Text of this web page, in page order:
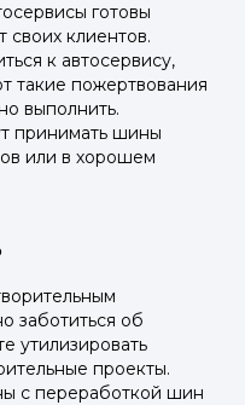
готовы
клиентов.
к автосервису,
такие пожертвования
выполнить.
принимать шины
или в хорошем
заботиться об
утилизировать
проекты.
с переработкой шин